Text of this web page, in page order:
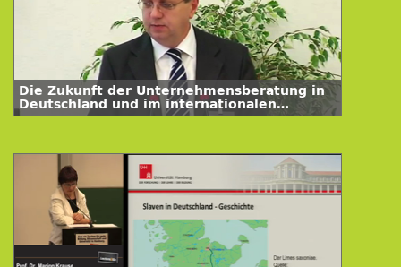
Die Zukunft der Unternehmensberatung in
Deutschland und im internationalen
Kontext